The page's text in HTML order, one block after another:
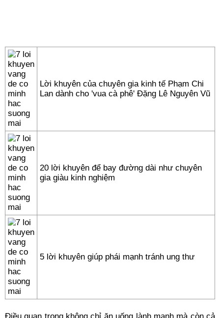
Lời khuyên của chuyên gia kinh tế Phạm Chi
Lan dành cho 'vua cà phê' Đặng Lê Nguyên Vũ
20 lời khuyên để bay đường dài như chuyên
gia giàu kinh nghiệm
5 lời khuyên giúp phái mạnh tránh ung thư